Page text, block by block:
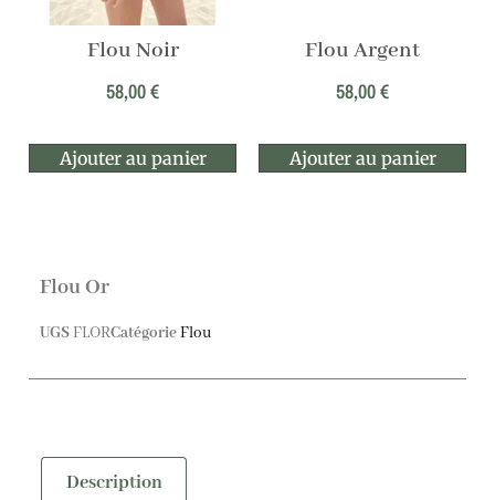
Flou Noir
58,00€
Ajouter au panier
Flou Argent
58,00€
Ajouter au panier
Flou Or
UGSFLORCatégorieFlou
Description